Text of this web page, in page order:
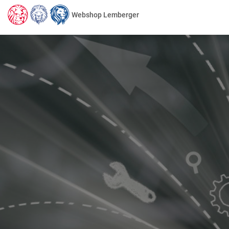
Webshop Lemberger